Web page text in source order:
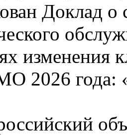
Доклад о
изменения
2026 года: